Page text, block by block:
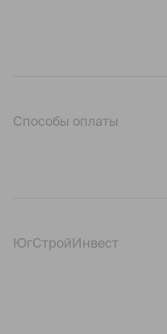
Способы оплаты
ЮгСтройИнвест